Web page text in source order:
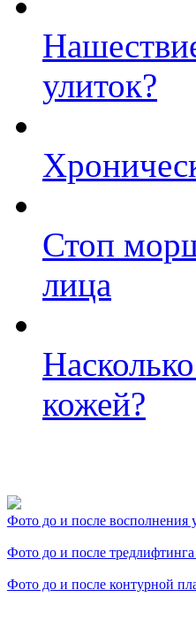
улиток?
Стоп
лица
кожей?
Фото до и после восполнения
Фото до и после
Фото до и после контурной